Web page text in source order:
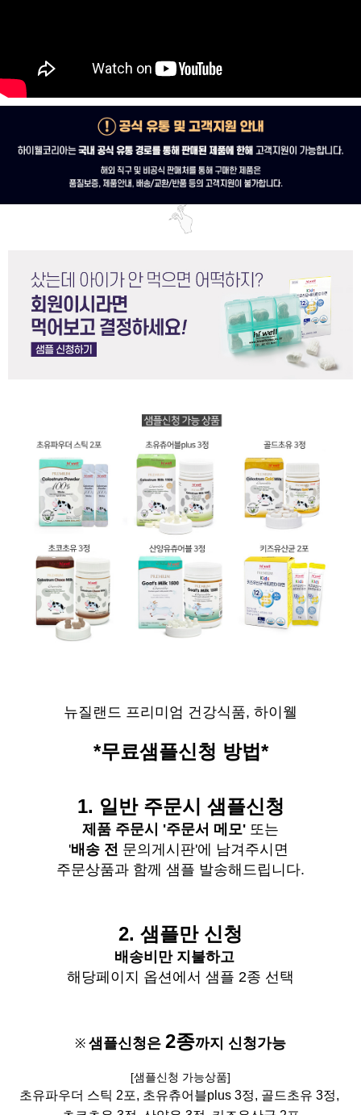
뉴질랜드 프리미엄 건강식품, 하이웰
*무료샘플신청 방법*
1. 일반 주문시 샘플신청
제품 주문시 '주문서 메모' 또는
'배송 전 문의게시판'에 남겨주시면
주문상품과 함께 샘플 발송해드립니다.
2. 샘플만 신청
배송비 만 지불하고
해당페이지 옵션에서 샘플 2종 선택
※ 샘플신청은 2종까지 신청가능
[샘플신청 가능상품]
초유파우더 스틱 2포, 초유츄어블plus 3정, 골드초유 3정,